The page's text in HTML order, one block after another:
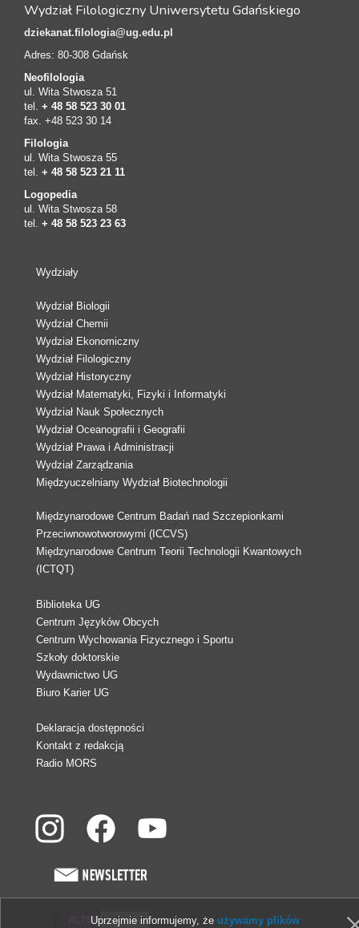
Wydział Filologiczny Uniwersytetu Gdańskiego
dziekanat.filologia@ug.edu.pl
Adres: 80-308 Gdańsk
Neofilologia
ul. Wita Stwosza 51
tel. + 48 58 523 30 01
fax. +48 523 30 14
Filologia
ul. Wita Stwosza 55
tel. + 48 58 523 21 11
Logopedia
ul. Wita Stwosza 58
tel. + 48 58 523 23 63
Wydziały
Wydział Biologii
Wydział Chemii
Wydział Ekonomiczny
Wydział Filologiczny
Wydział Historyczny
Wydział Matematyki, Fizyki i Informatyki
Wydział Nauk Społecznych
Wydział Oceanografii i Geografii
Wydział Prawa i Administracji
Wydział Zarządzania
Międzyuczelniany Wydział Biotechnologii
Międzynarodowe Centrum Badań nad Szczepionkami
Przeciwnowotworowymi (ICCVS)
Międzynarodowe Centrum Teorii Technologii Kwantowych
(ICTQT)
Biblioteka UG
Centrum Języków Obcych
Centrum Wychowania Fizycznego i Sportu
Szkoły doktorskie
Wydawnictwo UG
Biuro Karier UG
Deklaracja dostępności
Kontakt z redakcją
Radio MORS
Uprzejmie informujemy, że używamy plików